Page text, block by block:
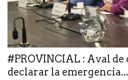
#PROVINCIAL : Aval
declarar la emergencia...